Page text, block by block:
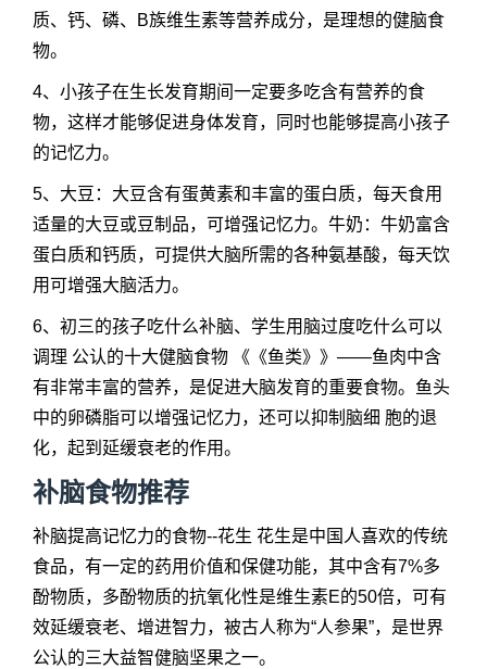
质、钙、磷、B族维生素等营养成分，是理想的健脑食
物。
4、小孩子在生长发育期间一定要多吃含有营养的食
物，这样才能够促进身体发育，同时也能够提高小孩子
的记忆力。
5、大豆：大豆含有蛋黄素和丰富的蛋白质，每天食用
适量的大豆或豆制品，可增强记忆力。牛奶：牛奶富含
蛋白质和钙质，可提供大脑所需的各种氨基酸，每天饮
用可增强大脑活力。
6、初三的孩子吃什么补脑、学生用脑过度吃什么可以
调理 公认的十大健脑食物 《《鱼类》》——鱼肉中含
有非常丰富的营养，是促进大脑发育的重要食物。鱼头
中的卵磷脂可以增强记忆力，还可以抑制脑细 胞的退
化，起到延缓衰老的作用。
补脑食物推荐
补脑提高记忆力的食物--花生 花生是中国人喜欢的传统
食品，有一定的药用价值和保健功能，其中含有7%多
酚物质，多酚物质的抗氧化性是维生素E的50倍，可有
效延缓衰老、增进智力，被古人称为“人参果”，是世界
公认的三大益智健脑坚果之一。